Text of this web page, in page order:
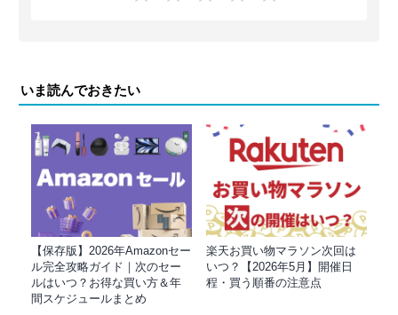
いま読んでおきたい
【保存版】2026年Amazonセー
ル完全攻略ガイド｜次のセー
ルはいつ？お得な買い方＆年
間スケジュールまとめ
楽天お買い物マラソン次回は
いつ？【2026年5月】開催日
程・買う順番の注意点